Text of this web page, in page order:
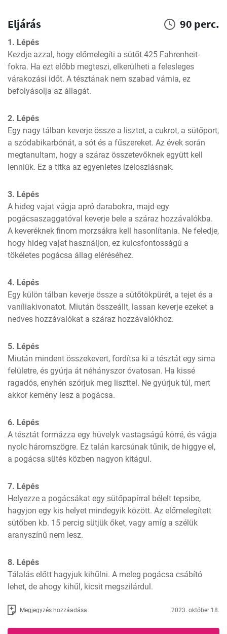
Eljárás 90 perc.
1. Lépés
Kezdje azzal, hogy előmelegíti a sütőt 425 Fahrenheit-
fokra. Ha ezt előbb megteszi, elkerülheti a felesleges
várakozási időt. A tésztának nem szabad várnia, ez
befolyásolja az állagát.
2. Lépés
Egy nagy tálban keverje össze a lisztet, a cukrot, a sütőport,
a szódabikarbónát, a sót és a fűszereket. Az évek során
megtanultam, hogy a száraz összetevőknek együtt kell
lenniük. Ez a titka az egyenletes ízeloszlásnak.
3. Lépés
A hideg vajat vágja apró darabokra, majd egy
pogácsaszaggatóval keverje bele a száraz hozzávalókba.
A keveréknek finom morzsákra kell hasonlítania. Ne feledje,
hogy hideg vajat használjon, ez kulcsfontosságú a
tökéletes pogácsa állag eléréséhez.
4. Lépés
Egy külön tálban keverje össze a sütőtökpürét, a tejet és a
vaníliakivonatot. Miután összeállt, lassan keverje ezeket a
nedves hozzávalókat a száraz hozzávalókhoz.
5. Lépés
Miután mindent összekevert, fordítsa ki a tésztát egy sima
felületre, és gyúrja át néhányszor óvatosan. Ha kissé
ragadós, enyhén szórjuk meg liszttel. Ne gyúrjuk túl, mert
akkor kemény lesz a pogácsa.
6. Lépés
A tésztát formázza egy hüvelyk vastagságú körré, és vágja
nyolc háromszögre. Ez talán karcsúnak tűnik, de higgye el,
a pogácsa sütés közben nagyon kitágul.
7. Lépés
Helyezze a pogácsákat egy sütőpapírral bélelt tepsibe,
hagyjon egy kis helyet mindegyik között. Az előmelegített
sütőben kb. 15 percig sütjük őket, vagy amíg a szélük
aranyszínű nem lesz.
8. Lépés
Tálalás előtt hagyjuk kihűlni. A meleg pogácsa csábító
lehet, de ahogy kihűl, kicsit megszilárdul.
Megjegyzés hozzáadása 2023. október 18.